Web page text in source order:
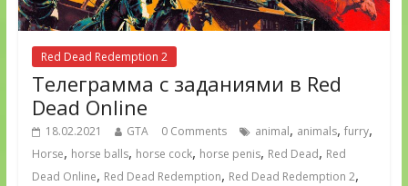
Red Dead Redemption 2
Телеграмма с заданиями в Red
Dead Online
18.02.2021 GTA 0 Comments animal, animals, furry,
Horse, horse balls, horse cock, horse penis, Red Dead, Red
Dead Online, Red Dead Redemption, Red Dead Redemption 2,